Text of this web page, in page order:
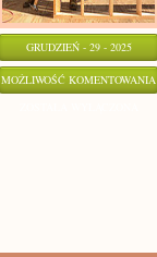
GRUDZIEŃ - 29 - 2025
MOŻLIWOŚĆ KOMENTOWANIA